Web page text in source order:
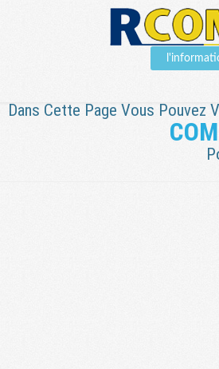
Dans Cette Page Vous Pouvez